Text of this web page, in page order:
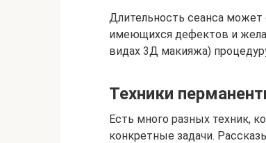
Длительность сеанса может
имеющихся дефектов и
видах 3Д макияжа)
Техники
Есть много разных техник,
конкретные задачи.